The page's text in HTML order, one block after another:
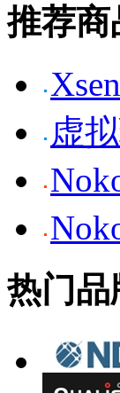
推荐商
虚
热门品